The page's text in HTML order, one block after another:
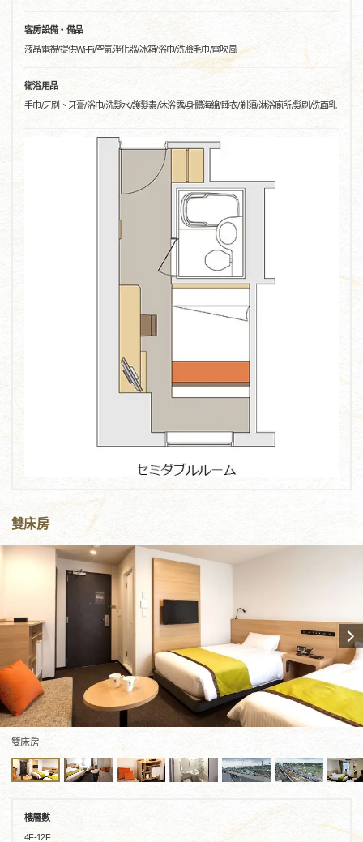
客房設備・備品
液晶電視/提供Wi-Fi/空氣淨化器/冰箱/浴巾/洗臉毛巾/電吹風
衛浴用品
手巾/牙刷、牙膏/浴巾/洗髮水/護髮素/沐浴露/身體海綿/睡衣/剃須/淋浴廁所/髮刷/洗面乳
雙床房
雙床房
樓層數
4F-12F